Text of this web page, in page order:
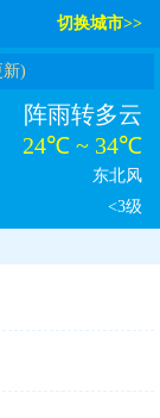
切换城市>>
)
阵雨转多云
24℃ ~ 34℃
东北风
<3级